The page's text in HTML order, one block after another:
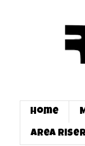
Home
Area